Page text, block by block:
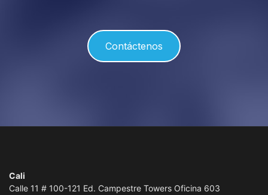
Contáctenos
Cali
Calle 11 # 100-121 Ed. Campestre Towers Oficina 603